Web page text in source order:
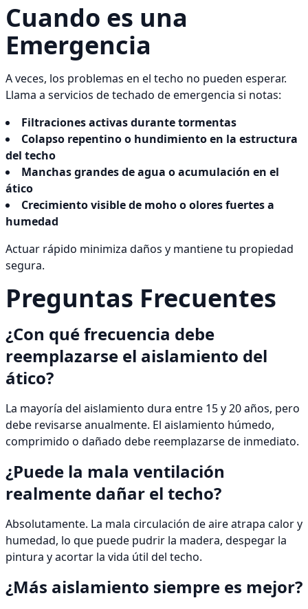
Cuando es una
Emergencia
A veces, los problemas en el techo no pueden esperar.
Llama a servicios de techado de emergencia si notas:
Filtraciones activas durante tormentas
Colapso repentino o hundimiento en la estructura
del techo
Manchas grandes de agua o acumulación en el
ático
Crecimiento visible de moho o olores fuertes a
humedad
Actuar rápido minimiza daños y mantiene tu propiedad
segura.
Preguntas Frecuentes
¿Con qué frecuencia debe
reemplazarse el aislamiento del
ático?
La mayoría del aislamiento dura entre 15 y 20 años, pero
debe revisarse anualmente. El aislamiento húmedo,
comprimido o dañado debe reemplazarse de inmediato.
¿Puede la mala ventilación
realmente dañar el techo?
Absolutamente. La mala circulación de aire atrapa calor y
humedad, lo que puede pudrir la madera, despegar la
pintura y acortar la vida útil del techo.
¿Más aislamiento siempre es mejor?